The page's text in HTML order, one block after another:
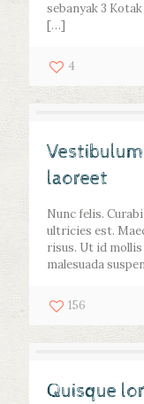
sebanyak 3
[…]
4
laoreet
Nunc felis.
ultricies est.
risus. Ut id
malesuada
156
Quisque